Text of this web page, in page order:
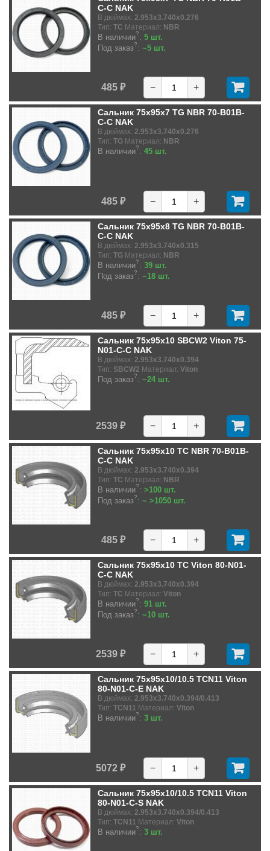
C-C NAK
В дюймах: 2.953x3.740x0.276
Тип: TC Материал: NBR
В наличии?: 5 шт.
Под заказ?: ~5 шт.
485 ₽ − +
Сальник 75x95x7 TG NBR 70-B01B-
C-C NAK
В дюймах: 2.953x3.740x0.276
Тип: TG Материал: NBR
В наличии?: 45 шт.
485 ₽ − +
Сальник 75x95x8 TG NBR 70-B01B-
C-C NAK
В дюймах: 2.953x3.740x0.315
Тип: TG Материал: NBR
В наличии?: 39 шт.
Под заказ?: ~18 шт.
485 ₽ − +
Сальник 75x95x10 SBCW2 Viton 75-
N01-C-C NAK
В дюймах: 2.953x3.740x0.394
Тип: SBCW2 Материал: Viton
Под заказ?: ~24 шт.
2539 ₽ − +
Сальник 75x95x10 TC NBR 70-B01B-
C-C NAK
В дюймах: 2.953x3.740x0.394
Тип: TC Материал: NBR
В наличии?: >100 шт.
Под заказ?: ~ >1050 шт.
485 ₽ − +
Сальник 75x95x10 TC Viton 80-N01-
C-C NAK
В дюймах: 2.953x3.740x0.394
Тип: TC Материал: Viton
В наличии?: 91 шт.
Под заказ?: ~10 шт.
2539 ₽ − +
Сальник 75x95x10/10.5 TCN11 Viton
80-N01-C-E NAK
В дюймах: 2.953x3.740x0.394/0.413
Тип: TCN11 Материал: Viton
В наличии?: 3 шт.
5072 ₽ − +
Сальник 75x95x10/10.5 TCN11 Viton
80-N01-C-S NAK
В дюймах: 2.953x3.740x0.394/0.413
Тип: TCN11 Материал: Viton
В наличии?: 3 шт.